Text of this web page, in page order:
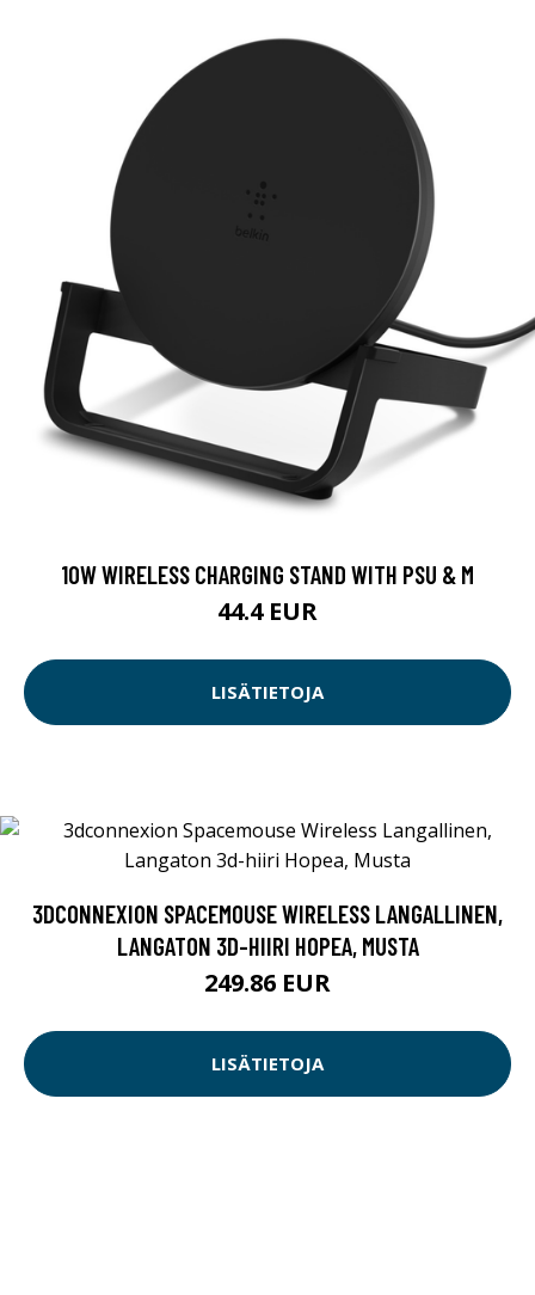
10W WIRELESS CHARGING STAND WITH PSU & M
44.4 EUR
LISÄTIETOJA
3DCONNEXION SPACEMOUSE WIRELESS LANGALLINEN,
LANGATON 3D-HIIRI HOPEA, MUSTA
249.86 EUR
LISÄTIETOJA